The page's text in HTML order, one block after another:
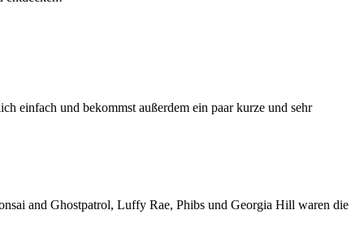
einfach und bekommst außerdem ein paar kurze und sehr
and Ghostpatrol, Luffy Rae, Phibs und Georgia Hill waren die